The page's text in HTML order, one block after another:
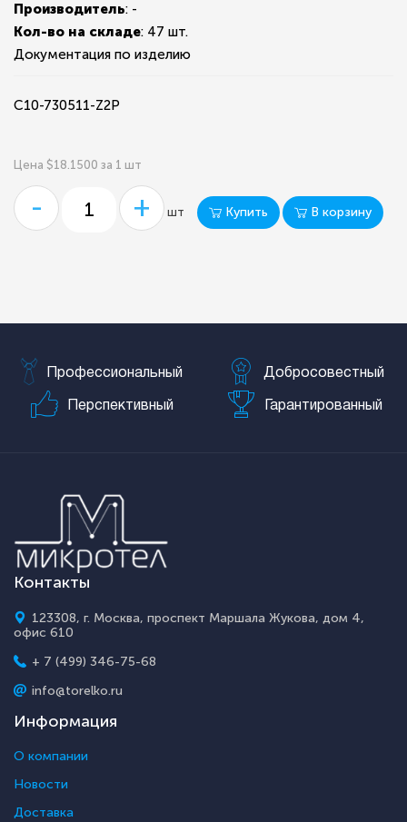
Производитель: -
Кол-во на складе: 47 шт.
Документация по изделию
C10-730511-Z2P
Цена $18.1500 за 1 шт
- + шт Купить В корзину
Профессиональный Добросовестный
Перспективный Гарантированный
Контакты
123308, г. Москва, проспект Маршала Жукова, дом 4,
офис 610
+ 7 (499) 346-75-68
info@torelko.ru
Информация
О компании
Новости
Доставка